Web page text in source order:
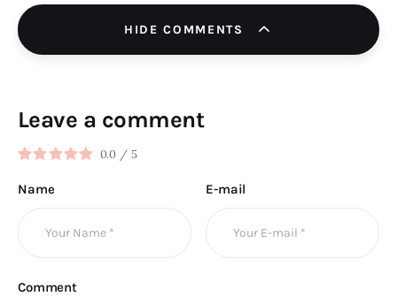
HIDE COMMENTS
Leave a comment
0.0 / 5
Name E-mail
Comment